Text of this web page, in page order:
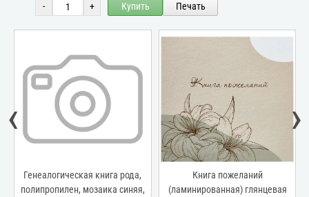
- + Купить Печать
Генеалогическая книга рода,
полипропилен, мозаика синяя,
Книга пожеланий
(ламинированная) глянцевая
‹ ›